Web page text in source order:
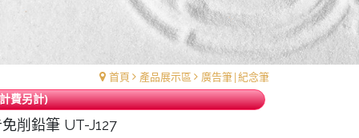
首頁 產品展示區 廣告筆|紀念筆
費另計)
削鉛筆 UT-J127